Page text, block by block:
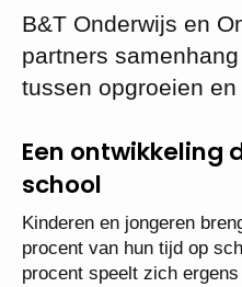
B&T Onderwijs en
partners
tussen opgroeien
Een ontwikkeling
school
Kinderen en jongeren
procent van hun tijd op
procent speelt zich